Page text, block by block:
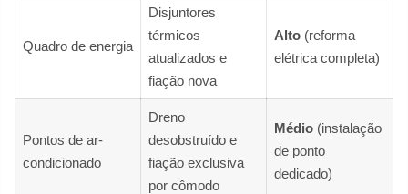
Quadro de energia
Disjuntores
térmicos
atualizados e
fiação nova
Alto(reforma
elétrica completa)
Pontos de ar-
condicionado
Dreno
desobstruído e
fiação exclusiva
por cômodo
Médio(instalação
de ponto
dedicado)